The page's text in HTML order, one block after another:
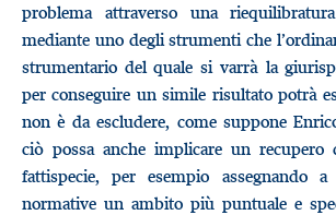
problema attraverso una
mediante uno degli strumenti che
strumentario del quale si varrà la
per conseguire un simile risultato potrà
non è da escludere, come suppone
ciò possa anche implicare un recupero
fattispecie, per esempio assegnando
normative un ambito più puntuale e